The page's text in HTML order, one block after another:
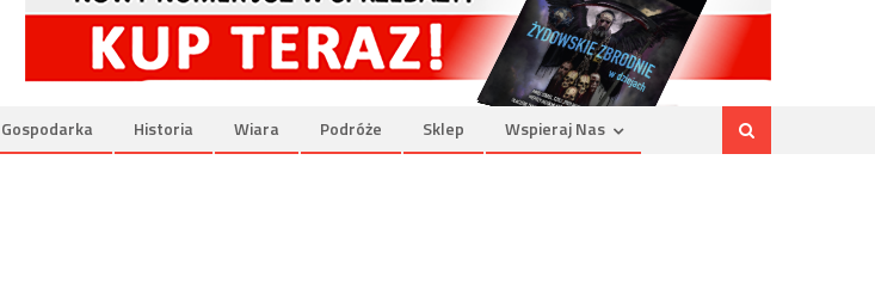
Gospodarka Historia Wiara Podróże Sklep Wspieraj Nas